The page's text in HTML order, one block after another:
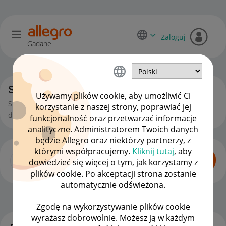
Używamy plików cookie, aby umożliwić Ci
korzystanie z naszej strony, poprawiać jej
funkcjonalność oraz przetwarzać informacje
analityczne. Administratorem Twoich danych
będzie Allegro oraz niektórzy partnerzy, z
którymi współpracujemy. Kliknij tutaj, aby
dowiedzieć się więcej o tym, jak korzystamy z
plików cookie. Po akceptacji strona zostanie
automatycznie odświeżona.
Zgodę na wykorzystywanie plików cookie
wyrażasz dobrowolnie. Możesz ją w każdym
Gadane
Zaloguj
Sprzedający o Allegro Lokalnie
Sprzedajesz na Allegro Lokalnie? Tu wymienisz się
doświadczeniami i zadasz pytania.